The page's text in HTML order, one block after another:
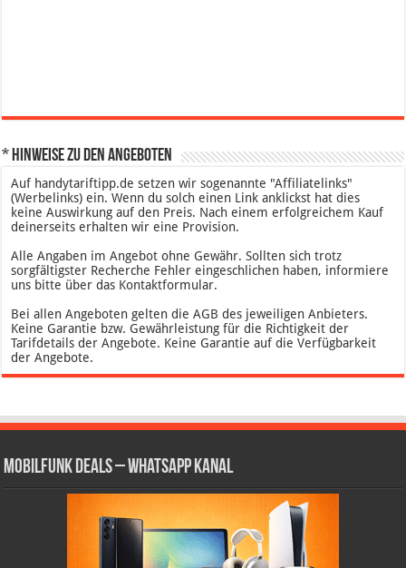
* Hinweise zu den Angeboten
Auf handytariftipp.de setzen wir sogenannte "Affiliatelinks"
(Werbelinks) ein. Wenn du solch einen Link anklickst hat dies
keine Auswirkung auf den Preis. Nach einem erfolgreichem Kauf
deinerseits erhalten wir eine Provision.
Alle Angaben im Angebot ohne Gewähr. Sollten sich trotz
sorgfältigster Recherche Fehler eingeschlichen haben, informiere
uns bitte über das Kontaktformular.
Bei allen Angeboten gelten die AGB des jeweiligen Anbieters.
Keine Garantie bzw. Gewährleistung für die Richtigkeit der
Tarifdetails der Angebote. Keine Garantie auf die Verfügbarkeit
der Angebote.
Mobilfunk Deals – WhatsApp Kanal